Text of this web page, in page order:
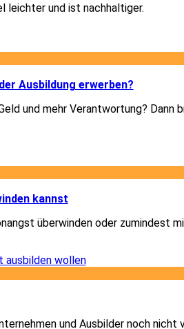
leichter und ist nachhaltiger.
Ausbildung erwerben?
und mehr Verantwortung? Dann
kannst
überwinden oder zumindest
und Ausbilder noch nicht